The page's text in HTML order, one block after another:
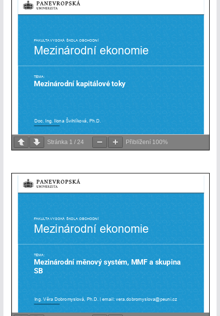
Stránka 1 / 24 Přiblížení 100%